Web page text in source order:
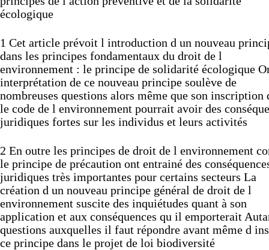
écologique
1 Cet article prévoit l introduction d un nouveau
dans les principes fondamentaux du droit de l
environnement : le principe de solidarité écologique
interprétation de ce nouveau principe soulève de
nombreuses questions alors même que son inscription
le code de l environnement pourrait avoir des
juridiques fortes sur les individus et leurs activités
2 En outre les principes de droit de l environnement
le principe de précaution ont entrainé des
juridiques très importantes pour certains secteurs La
création d un nouveau principe général de droit de l
environnement suscite des inquiétudes quant à son
application et aux conséquences qu il emporterait
questions auxquelles il faut répondre avant même d
ce principe dans le projet de loi biodiversité